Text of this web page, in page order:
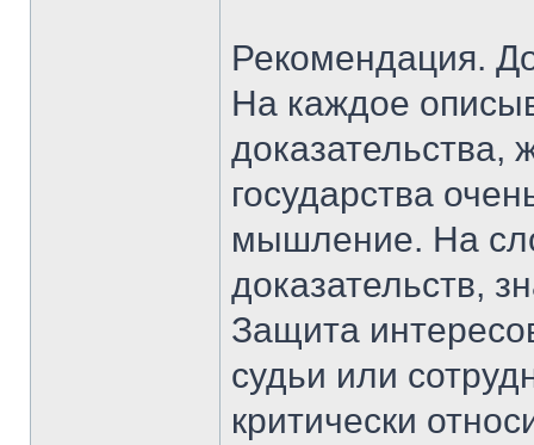
Рекомендация.
На каждое
доказательства,
государства
мышление. На
доказательств,
Защита
судьи или
критически